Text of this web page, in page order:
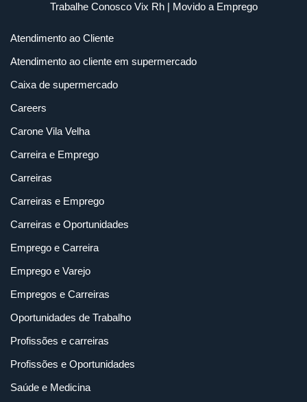
Trabalhe Conosco Vix Rh| Movido a Emprego
Atendimento ao Cliente
Atendimento ao cliente em supermercado
Caixa de supermercado
Careers
Carone Vila Velha
Carreira e Emprego
Carreiras
Carreiras e Emprego
Carreiras e Oportunidades
Emprego e Carreira
Emprego e Varejo
Empregos e Carreiras
Oportunidades de Trabalho
Profissões e carreiras
Profissões e Oportunidades
Saúde e Medicina